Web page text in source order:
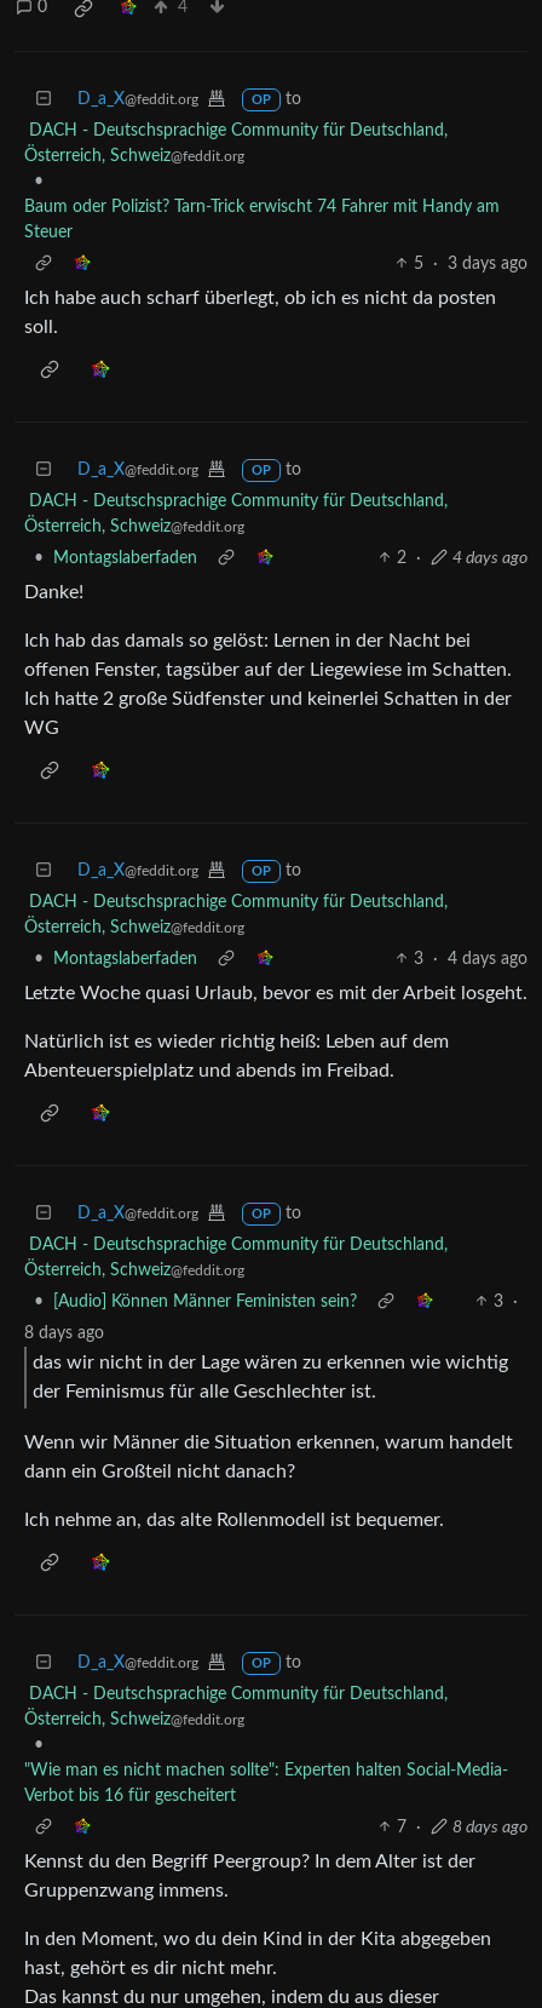
0 4
D_a_X@feddit.org OP
to
DACH - Deutschsprachige Community für Deutschland,
Österreich, Schweiz@feddit.org
•
Baum oder Polizist? Tarn-Trick erwischt 74 Fahrer mit Handy am
Steuer
5
· 3 days ago
Ich habe auch scharf überlegt, ob ich es nicht da posten
soll.
D_a_X@feddit.org OP
to
DACH - Deutschsprachige Community für Deutschland,
Österreich, Schweiz@feddit.org
• Montagslaberfaden 2 · 4 days ago
Danke!
Ich hab das damals so gelöst: Lernen in der Nacht bei
offenen Fenster, tagsüber auf der Liegewiese im Schatten.
Ich hatte 2 große Südfenster und keinerlei Schatten in der
WG
D_a_X@feddit.org OP
to
DACH - Deutschsprachige Community für Deutschland,
Österreich, Schweiz@feddit.org
• Montagslaberfaden 3 · 4 days ago
Letzte Woche quasi Urlaub, bevor es mit der Arbeit losgeht.
Natürlich ist es wieder richtig heiß: Leben auf dem
Abenteuerspielplatz und abends im Freibad.
D_a_X@feddit.org OP
to
DACH - Deutschsprachige Community für Deutschland,
Österreich, Schweiz@feddit.org
• [Audio] Können Männer Feministen sein? 3
·
8 days ago
das wir nicht in der Lage wären zu erkennen wie wichtig
der Feminismus für alle Geschlechter ist.
Wenn wir Männer die Situation erkennen, warum handelt
dann ein Großteil nicht danach?
Ich nehme an, das alte Rollenmodell ist bequemer.
D_a_X@feddit.org OP
to
DACH - Deutschsprachige Community für Deutschland,
Österreich, Schweiz@feddit.org
•
"Wie man es nicht machen sollte": Experten halten Social-Media-
Verbot bis 16 für gescheitert
7
· 8 days ago
Kennst du den Begriff Peergroup? In dem Alter ist der
Gruppenzwang immens.
In den Moment, wo du dein Kind in der Kita abgegeben
hast, gehört es dir nicht mehr.
Das kannst du nur umgehen, indem du aus dieser